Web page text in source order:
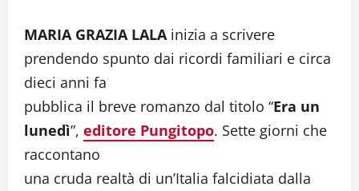
MARIA GRAZIA LALAinizia a scrivere
prendendo spunto dai ricordi familiari e circa
dieci anni fa
pubblica il breve romanzo dal titolo “Era un
lunedì”, editore Pungitopo. Sette giorni che
raccontano
una cruda realtà di un’Italia falcidiata dalla